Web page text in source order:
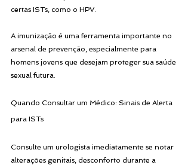
certas ISTs, como o HPV.
A imunização é uma ferramenta importante no
arsenal de prevenção, especialmente para
homens jovens que desejam proteger sua saúde
sexual futura.
Quando Consultar um Médico: Sinais de Alerta
para ISTs
Consulte um urologista imediatamente se notar
alterações genitais, desconforto durante a